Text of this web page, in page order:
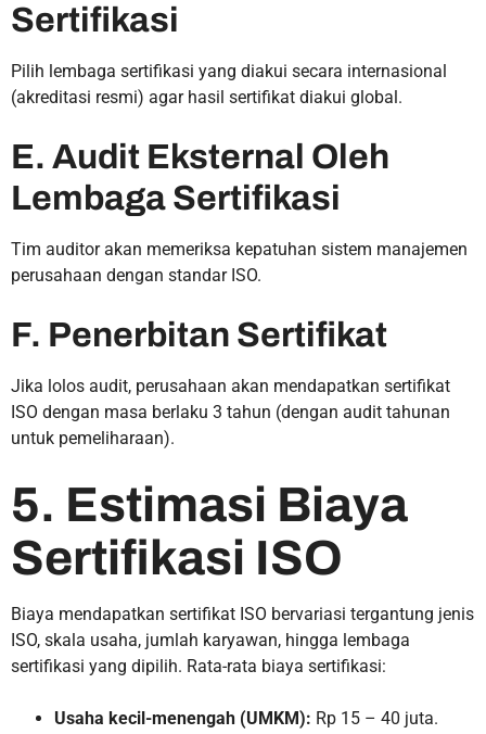
Sertifikasi
Pilih lembaga sertifikasi yang diakui secara internasional
(akreditasi resmi) agar hasil sertifikat diakui global.
E. Audit Eksternal Oleh
Lembaga Sertifikasi
Tim auditor akan memeriksa kepatuhan sistem manajemen
perusahaan dengan standar ISO.
F. Penerbitan Sertifikat
Jika lolos audit, perusahaan akan mendapatkan sertifikat
ISO dengan masa berlaku 3 tahun (dengan audit tahunan
untuk pemeliharaan).
5. Estimasi Biaya
Sertifikasi ISO
Biaya mendapatkan sertifikat ISO bervariasi tergantung jenis
ISO, skala usaha, jumlah karyawan, hingga lembaga
sertifikasi yang dipilih. Rata-rata biaya sertifikasi:
Usaha kecil-menengah (UMKM): Rp 15 – 40 juta.